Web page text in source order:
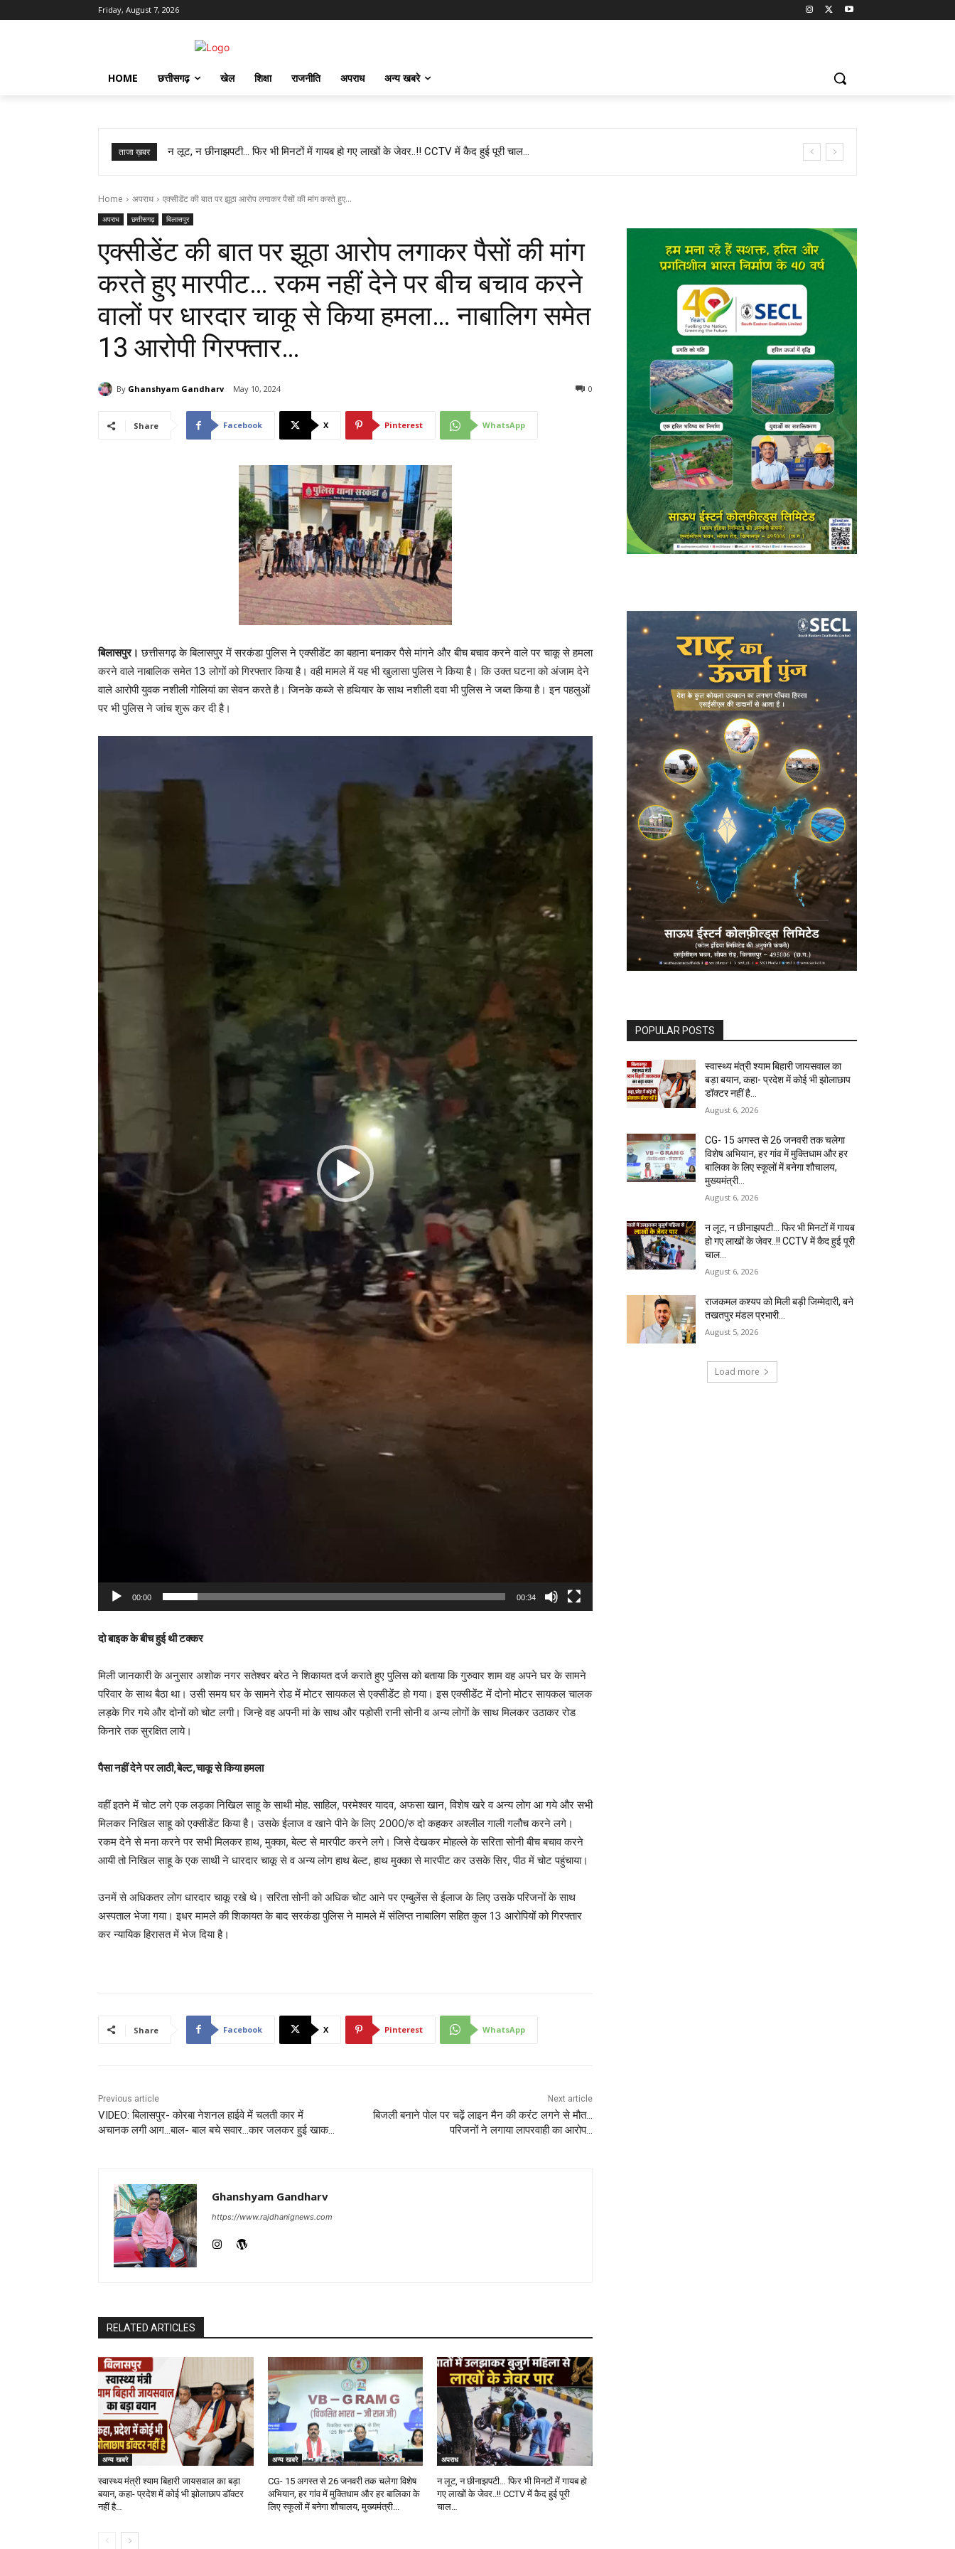
Friday, August 7, 2026
HOME छत्तीसगढ़ खेल शिक्षा राजनीति अपराध अन्य खबरे
ताजा ख़बर स्वास्थ्य मंत्री श्याम बिहारी जायसवाल का बड़ा बयान, कहा- प्रदेश में कोई भी झोलाछाप डॉक्टर नहीं है…
Home अपराध एक्सीडेंट की बात पर झूठा आरोप लगाकर पैसों की मांग करते हुए...
अपराध छत्तीसगढ़ बिलासपुर
एक्सीडेंट की बात पर झूठा आरोप लगाकर पैसों की मांग
करते हुए मारपीट… रकम नहीं देने पर बीच बचाव करने
वालों पर धारदार चाकू से किया हमला… नाबालिग समेत
13 आरोपी गिरफ्तार…
By Ghanshyam Gandharv May 10, 2024 0
Share Facebook X Pinterest WhatsApp
बिलासपुर। छत्तीसगढ़ के बिलासपुर में सरकंडा पुलिस ने एक्सीडेंट का बहाना बनाकर पैसे मांगने और बीच बचाव करने वाले पर चाकू से हमला
करने वाले नाबालिक समेत 13 लोगों को गिरफ्तार किया है। वही मामले में यह भी खुलासा पुलिस ने किया है। कि उक्त घटना को अंजाम देने
वाले आरोपी युवक नशीली गोलियां का सेवन करते है। जिनके कब्जे से हथियार के साथ नशीली दवा भी पुलिस ने जब्त किया है। इन पहलुओं
पर भी पुलिस ने जांच शुरू कर दी है।
e
00:00 00:34
दो बाइक के बीच हुई थी टक्कर
मिली जानकारी के अनुसार अशोक नगर सतेश्वर बरेठ ने शिकायत दर्ज कराते हुए पुलिस को बताया कि गुरुवार शाम वह अपने घर के सामने
परिवार के साथ बैठा था। उसी समय घर के सामने रोड में मोटर सायकल से एक्सीडेंट हो गया। इस एक्सीडेंट में दोनो मोटर सायकल चालक
लड़के गिर गये और दोनों को चोट लगी। जिन्हे वह अपनी मां के साथ और पड़ोसी रानी सोनी व अन्य लोगों के साथ मिलकर उठाकर रोड
किनारे तक सुरक्षित लाये।
पैसा नहीं देने पर लाठी,बेल्ट,चाकू से किया हमला
वहीं इतने में चोट लगे एक लड़का निखिल साहू के साथी मोह. साहिल, परमेश्वर यादव, अफसा खान, विशेष खरे व अन्य लोग आ गये और सभी
मिलकर निखिल साहू को एक्सीडेंट किया है। उसके ईलाज व खाने पीने के लिए 2000/रु दो कहकर अश्लील गाली गलौच करने लगे।
रकम देने से मना करने पर सभी मिलकर हाथ, मुक्का, बेल्ट से मारपीट करने लगे। जिसे देखकर मोहल्ले के सरिता सोनी बीच बचाव करने
आयी तो निखिल साहू के एक साथी ने धारदार चाकू से व अन्य लोग हाथ बेल्ट, हाथ मुक्का से मारपीट कर उसके सिर, पीठ में चोट पहुंचाया।
उनमें से अधिकतर लोग धारदार चाकू रखे थे। सरिता सोनी को अधिक चोट आने पर एम्बुलेंस से ईलाज के लिए उसके परिजनों के साथ
अस्पताल भेजा गया। इधर मामले की शिकायत के बाद सरकंडा पुलिस ने मामले में संलिप्त नाबालिग सहित कुल 13 आरोपियों को गिरफ्तार
कर न्यायिक हिरासत में भेज दिया है।
Share Facebook X Pinterest WhatsApp
Previous article
VIDEO: बिलासपुर- कोरबा नेशनल हाईवे में चलती कार में
अचानक लगी आग…बाल- बाल बचे सवार…कार जलकर हुई खाक…
Next article
बिजली बनाने पोल पर चढ़ें लाइन मैन की करंट लगने से मौत…
परिजनों ने लगाया लापरवाही का आरोप…
Ghanshyam Gandharv
https://www.rajdhanignews.com
RELATED ARTICLES
अन्य खबरे
स्वास्थ्य मंत्री श्याम बिहारी जायसवाल का बड़ा
बयान, कहा- प्रदेश में कोई भी झोलाछाप डॉक्टर
नहीं है…
अन्य खबरे
CG- 15 अगस्त से 26 जनवरी तक चलेगा विशेष
अभियान, हर गांव में मुक्तिधाम और हर बालिका के
लिए स्कूलों में बनेगा शौचालय, मुख्यमंत्री...
अपराध
न लूट, न छीनाझपटी… फिर भी मिनटों में गायब हो
गए लाखों के जेवर..!! CCTV में कैद हुई पूरी
चाल…
POPULAR POSTS
स्वास्थ्य मंत्री श्याम बिहारी जायसवाल का
बड़ा बयान, कहा- प्रदेश में कोई भी झोलाछाप
डॉक्टर नहीं है…
August 6, 2026
CG- 15 अगस्त से 26 जनवरी तक चलेगा
August 6, 2026
हो गए लाखों के जेवर..!! CCTV में कैद हुई पूरी
चाल…
August 6, 2026
तखतपुर मंडल प्रभारी…
August 5, 2026
Load more